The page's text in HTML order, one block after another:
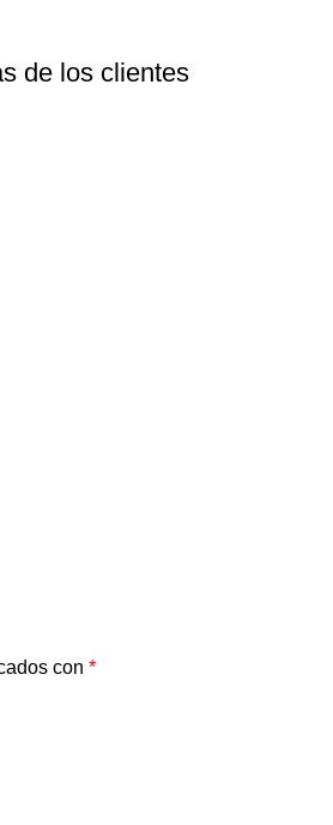
de los clientes
con *